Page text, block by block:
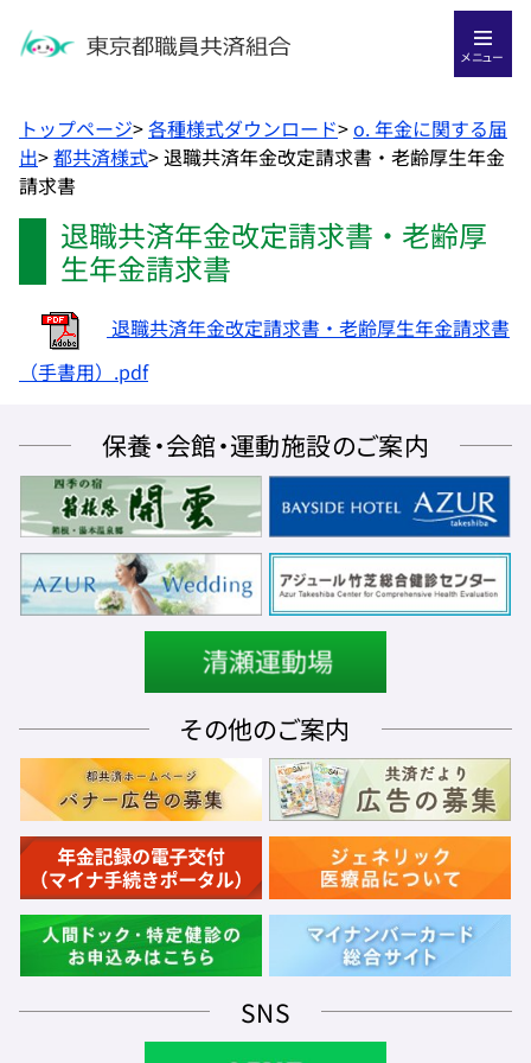
メニュー
トップページ>各種様式ダウンロード>o. 年金に関する届
出>都共済様式>退職共済年金改定請求書・老齢厚生年金
請求書
退職共済年金改定請求書・老齢厚
生年金請求書
退職共済年金改定請求書・老齢厚生年金請求書
（手書用）.pdf
保養・会館・運動施設のご案内
その他のご案内
SNS